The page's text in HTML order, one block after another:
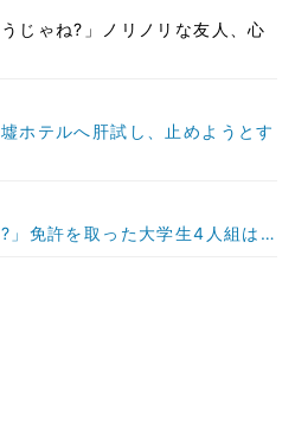
じゃね?」ノリノリな友人、心
ホテルへ肝試し、止めようとす
?」免許を取った大学生4人組は…